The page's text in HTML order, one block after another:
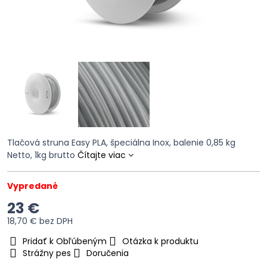
Tlačová struna Easy PLA, špeciálna Inox, balenie 0,85 kg
Netto, 1kg brutto Čítajte viac
Vypredané
23 €
18,70 € bez DPH
Pridať k Obľúbeným
Otázka k produktu
Strážny pes
Doručenia